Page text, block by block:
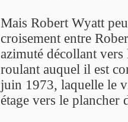
Mais Robert Wyatt
croisement entre
azimuté décollant
roulant auquel il est
juin 1973, laquelle le
étage vers le plancher